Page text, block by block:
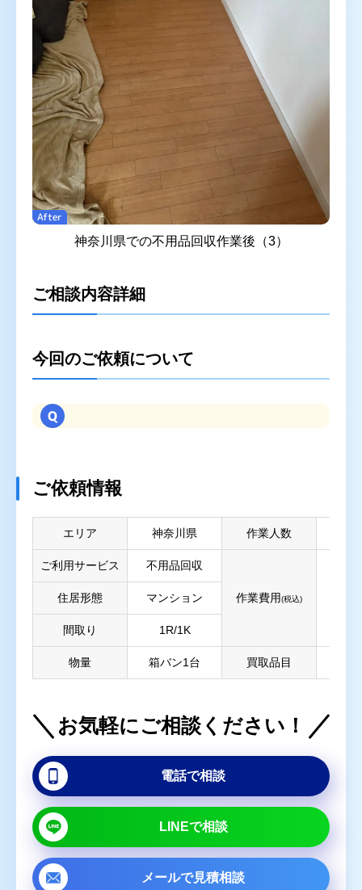
After
神奈川県での不用品回収作業後（3）
ご相談内容詳細
今回のご依頼について
ご依頼情報
エリア 神奈川県 作業人数
ご利用サービス 不用品回収
作業費用(税込)
住居形態 マンション
間取り 1R/1K
物量 箱バン1台 買取品目
お気軽にご相談ください！
電話で相談
LINEで相談
メールで見積相談